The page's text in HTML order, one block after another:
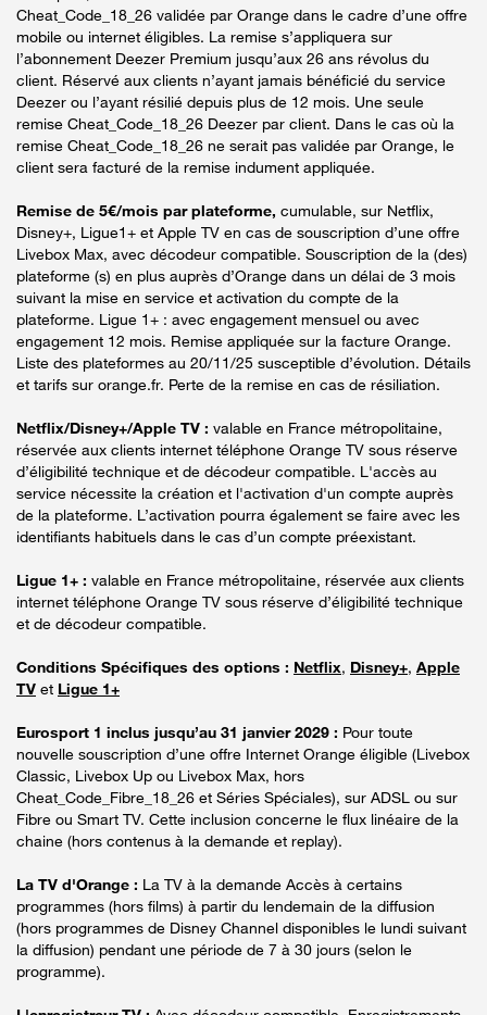
Cheat_Code_18_26 validée par Orange dans le cadre d’une offre
mobile ou internet éligibles. La remise s’appliquera sur
l’abonnement Deezer Premium jusqu’aux 26 ans révolus du
client. Réservé aux clients n’ayant jamais bénéficié du service
Deezer ou l’ayant résilié depuis plus de 12 mois. Une seule
remise Cheat_Code_18_26 Deezer par client. Dans le cas où la
remise Cheat_Code_18_26 ne serait pas validée par Orange, le
client sera facturé de la remise indument appliquée.
Remise de 5€/mois par plateforme, cumulable, sur Netflix,
Disney+, Ligue1+ et Apple TV en cas de souscription d’une offre
Livebox Max, avec décodeur compatible. Souscription de la (des)
plateforme (s) en plus auprès d’Orange dans un délai de 3 mois
suivant la mise en service et activation du compte de la
plateforme. Ligue 1+ : avec engagement mensuel ou avec
engagement 12 mois. Remise appliquée sur la facture Orange.
Liste des plateformes au 20/11/25 susceptible d’évolution. Détails
et tarifs sur orange.fr. Perte de la remise en cas de résiliation.
Netflix/Disney+/Apple TV : valable en France métropolitaine,
réservée aux clients internet téléphone Orange TV sous réserve
d’éligibilité technique et de décodeur compatible. L'accès au
service nécessite la création et l'activation d'un compte auprès
de la plateforme. L’activation pourra également se faire avec les
identifiants habituels dans le cas d’un compte préexistant.
Ligue 1+ : valable en France métropolitaine, réservée aux clients
internet téléphone Orange TV sous réserve d’éligibilité technique
et de décodeur compatible.
Conditions Spécifiques des options : Netflix, Disney+, Apple
TV et Ligue 1+
Eurosport 1 inclus jusqu’au 31 janvier 2029 : Pour toute
nouvelle souscription d’une offre Internet Orange éligible (Livebox
Classic, Livebox Up ou Livebox Max, hors
Cheat_Code_Fibre_18_26 et Séries Spéciales), sur ADSL ou sur
Fibre ou Smart TV. Cette inclusion concerne le flux linéaire de la
chaine (hors contenus à la demande et replay).
La TV d'Orange : La TV à la demande Accès à certains
programmes (hors films) à partir du lendemain de la diffusion
(hors programmes de Disney Channel disponibles le lundi suivant
la diffusion) pendant une période de 7 à 30 jours (selon le
programme).